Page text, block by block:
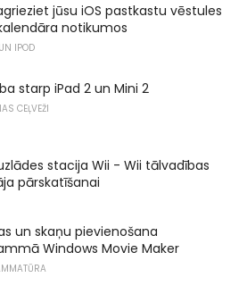
jūsu iOS pastkastu vēstules
notikumos
IPOD
starp iPad 2 un Mini 2
CEĻVEŽI
stacija Wii - Wii tālvadības
pārskatīšanai
un skaņu pievienošana
Windows Movie Maker